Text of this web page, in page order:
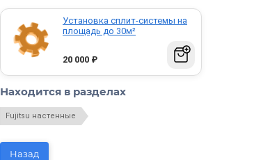
Установка сплит-системы на
площадь до 30м²
20 000 ₽
Находится в разделах
Fujitsu настенные
Назад